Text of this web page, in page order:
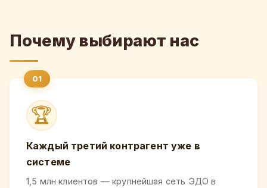
Почему выбирают нас
🏆
Каждый третий контрагент уже в
системе
1,5 млн клиентов — крупнейшая сеть ЭДО в